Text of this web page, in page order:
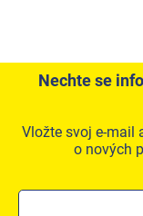
Nechte se
Vložte svoj e-mail
o nových